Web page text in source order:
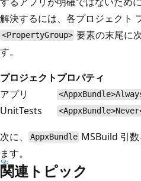
解決するには、各プロジェクト
<PropertyGroup> 要素の末尾に
す。
プロジェクトプロパティ
アプリ
UnitTests
次に、 AppxBundle MSBuild 引
ます。
関連トピック